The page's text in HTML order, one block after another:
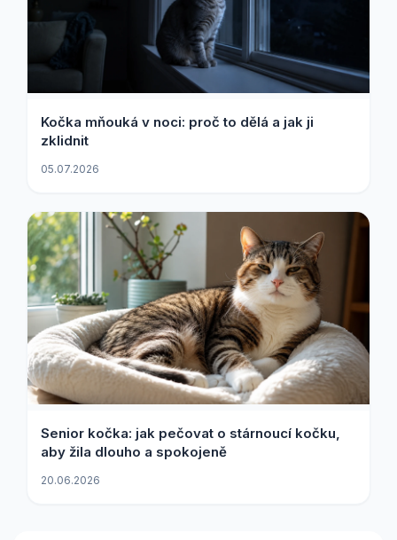
Kočka mňouká v noci: proč to dělá a jak ji
zklidnit
05.07.2026
Senior kočka: jak pečovat o stárnoucí kočku,
aby žila dlouho a spokojeně
20.06.2026